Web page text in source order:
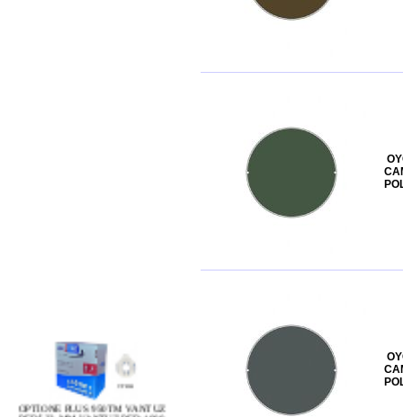
OPTİONE PLUS 950TM VANTUZ
PEDİ 22 MM VANTUZ PED 1000
LİK PAKETİ
2.000,00 TL